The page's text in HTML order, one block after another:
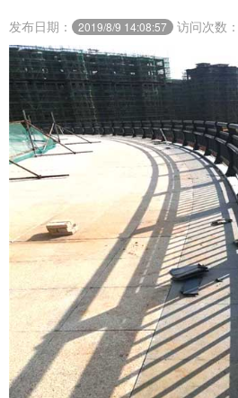
发布日期： 2019/8/9 14:08:57 访问次数：